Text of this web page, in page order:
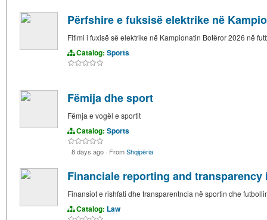
Përfshire e fuksisë elektrike në
Fitimi i fuxisë së elektrike në Kampionatin Botëror 2026 në
Catalog: Sports
Fëmija dhe sport
Fëmja e vogël e sportit
Catalog: Sports
8 days ago · FromShqipëria
Financiale reporting and
Finansiot e rishfati dhe transparentncia në sportin dhe
Catalog: Law